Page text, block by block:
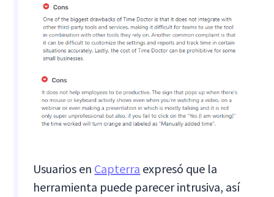
Usuarios en Capterra expresó que la
herramienta puede parecer intrusiva, así